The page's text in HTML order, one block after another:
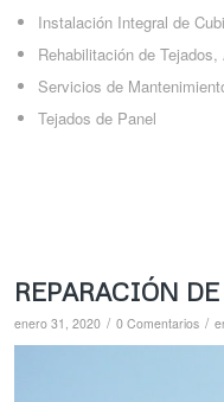
Instalación Integral de
Rehabilitación de
Servicios de
Tejados de Panel
REPARACIÓN
enero 31, 2020 / 0 Comentarios /